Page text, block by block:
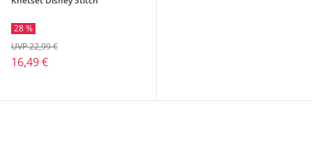
28 %
16,49 €
UVP 22,99 €